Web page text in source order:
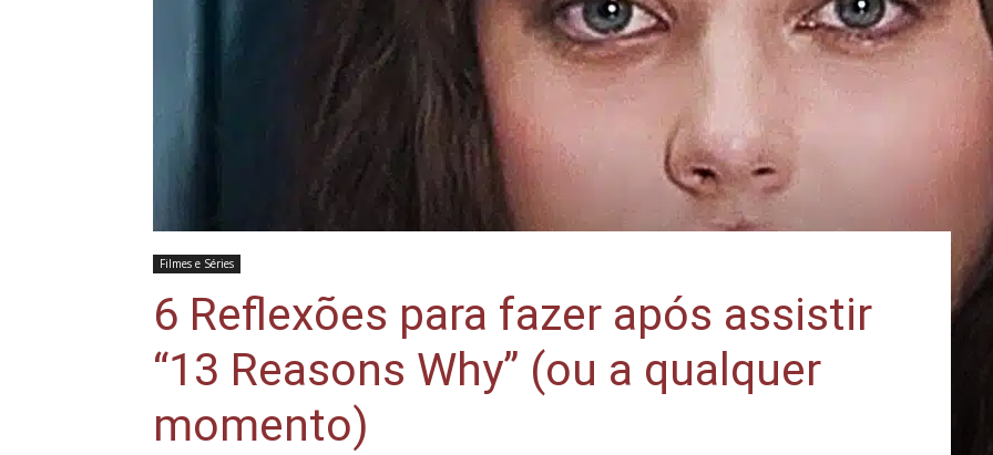
Filmes e Séries
6 Reflexões para fazer após assistir
“13 Reasons Why” (ou a qualquer
momento)